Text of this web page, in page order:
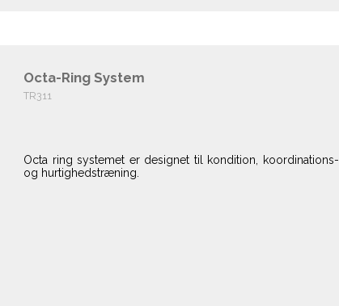
Octa-Ring System
TR311
Octa ring systemet er designet til kondition, koordinations-
og hurtighedstræning.